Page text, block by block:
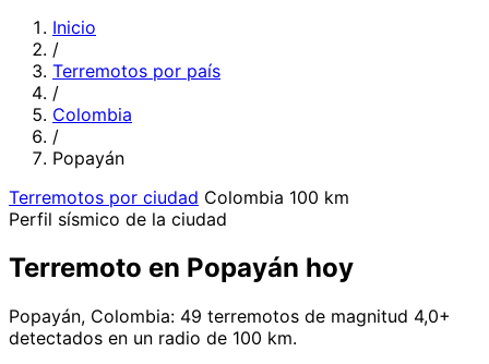
Inicio
/
Terremotos por país
/
Colombia
/
Popayán
Terremotos por ciudad Colombia 100 km
Perfil sísmico de la ciudad
Terremoto en Popayán hoy
Popayán, Colombia: 49 terremotos de magnitud 4,0+
detectados en un radio de 100 km.